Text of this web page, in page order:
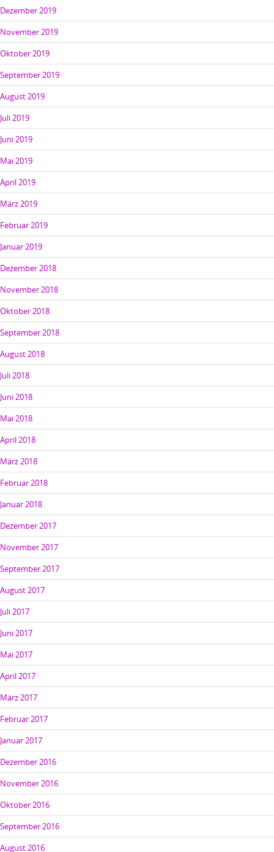
Dezember 2019
November 2019
Oktober 2019
September 2019
August 2019
Juli 2019
Juni 2019
Mai 2019
April 2019
März 2019
Februar 2019
Januar 2019
Dezember 2018
November 2018
Oktober 2018
September 2018
August 2018
Juli 2018
Juni 2018
Mai 2018
April 2018
März 2018
Februar 2018
Januar 2018
Dezember 2017
November 2017
September 2017
August 2017
Juli 2017
Juni 2017
Mai 2017
April 2017
März 2017
Februar 2017
Januar 2017
Dezember 2016
November 2016
Oktober 2016
September 2016
August 2016